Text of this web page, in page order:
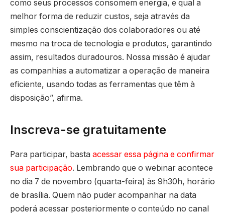
como seus processos consomem energia, e qual a
melhor forma de reduzir custos, seja através da
simples conscientização dos colaboradores ou até
mesmo na troca de tecnologia e produtos, garantindo
assim, resultados duradouros. Nossa missão é ajudar
as companhias a automatizar a operação de maneira
eficiente, usando todas as ferramentas que têm à
disposição”, afirma.
Inscreva-se gratuitamente
Para participar, basta acessar essa página e confirmar
sua participação. Lembrando que o webinar acontece
no dia 7 de novembro (quarta-feira) às 9h30h, horário
de brasília. Quem não puder acompanhar na data
poderá acessar posteriormente o conteúdo no canal